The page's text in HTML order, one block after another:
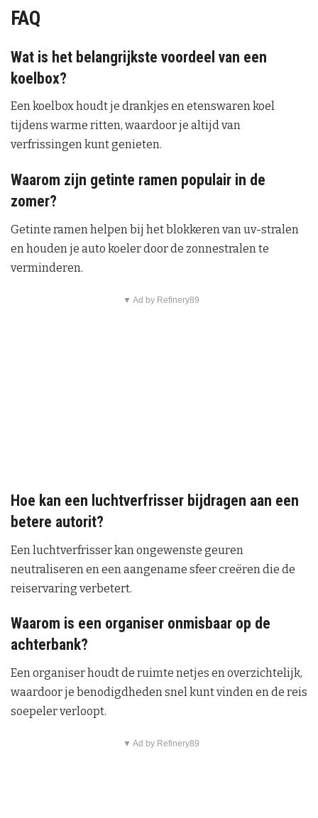
FAQ
Wat is het belangrijkste voordeel van een
koelbox?
Een koelbox houdt je drankjes en etenswaren koel
tijdens warme ritten, waardoor je altijd van
verfrissingen kunt genieten.
Waarom zijn getinte ramen populair in de
zomer?
Getinte ramen helpen bij het blokkeren van uv-stralen
en houden je auto koeler door de zonnestralen te
verminderen.
▼ Ad by Refinery89
Hoe kan een luchtverfrisser bijdragen aan een
betere autorit?
Een luchtverfrisser kan ongewenste geuren
neutraliseren en een aangename sfeer creëren die de
reiservaring verbetert.
Waarom is een organiser onmisbaar op de
achterbank?
Een organiser houdt de ruimte netjes en overzichtelijk,
waardoor je benodigdheden snel kunt vinden en de reis
soepeler verloopt.
▼ Ad by Refinery89